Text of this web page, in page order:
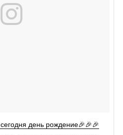
день рождение🎉🎉🎉